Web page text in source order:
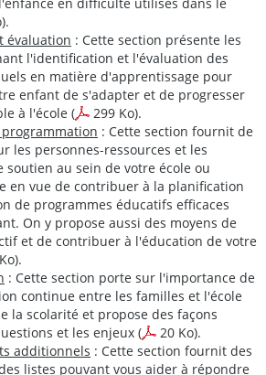
évaluation : Cette section présente les
l'identification et l'évaluation des
en matière d'apprentissage pour
enfant de s'adapter et de progresser
à l'école (
299 Ko).
: Cette section fournit de
les personnes-ressources et les
soutien au sein de votre école ou
en vue de contribuer à la planification
de programmes éducatifs efficaces
On y propose aussi des moyens de
et de contribuer à l'éducation de votre
.
: Cette section porte sur l'importance de
continue entre les familles et l'école
la scolarité et propose des façons
et les enjeux ( 20 Ko).
additionnels : Cette section fournit des
listes pouvant vous aider à répondre